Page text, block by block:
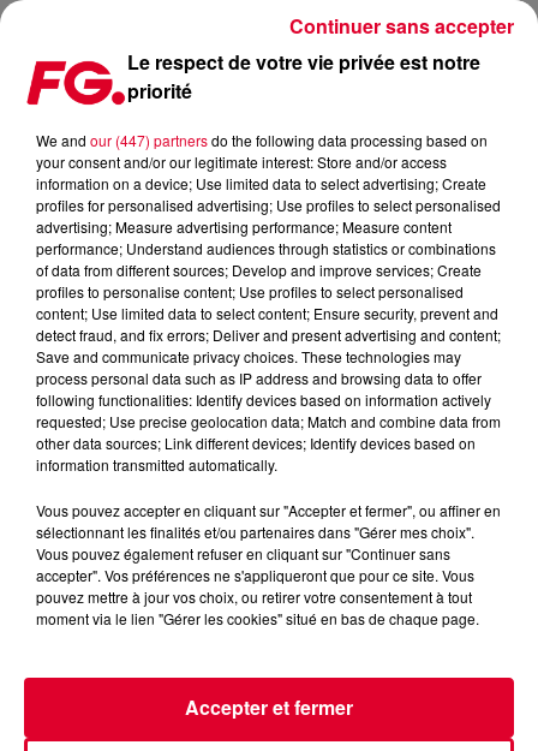
ALAN WALKER SORT THE SPECTRE ! (VIDEO)
Publié : 19 septembre 2017 à 9h36 par La rédaction
Les fans de la première heure du DJ britannique vont
Alan Walkerrevient avec une nouvelle version intituléeThe
, accompagnée désormais d’un vocal. Avec ce titre,
il dit vouloir remercier ses fans pour leur soutien.
Le respect de votre vie privée est notre
priorité
We and our (447) partnersdo the following data processing based on
your consent and/or our legitimate interest: Store and/or access
information on a device; Use limited data to select advertising; Create
profiles for personalised advertising; Use profiles to select personalised
advertising; Measure advertising performance; Measure content
performance; Understand audiences through statistics or combinations
of data from different sources; Develop and improve services; Create
profiles to personalise content; Use profiles to select personalised
content; Use limited data to select content; Ensure security, prevent and
detect fraud, and fix errors; Deliver and present advertising and content;
Save and communicate privacy choices. These technologies may
process personal data such as IP address and browsing data to offer
following functionalities: Identify devices based on information actively
requested; Use precise geolocation data; Match and combine data from
other data sources; Link different devices; Identify devices based on
information transmitted automatically.
Vous pouvez accepter en cliquant sur "Accepter et fermer", ou affiner en
sélectionnant les finalités et/ou partenaires dans "Gérer mes choix".
Vous pouvez également refuser en cliquant sur "Continuer sans
accepter". Vos préférences ne s'appliqueront que pour ce site. Vous
pouvez mettre à jour vos choix, ou retirer votre consentement à tout
moment via le lien "Gérer les cookies" situé en bas de chaque page.
Accepter et fermer
Continuer sans accepter